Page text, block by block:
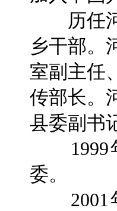
历任河
乡干部。
室副主任
传部长。
县委副书
1999年
委。
2001年